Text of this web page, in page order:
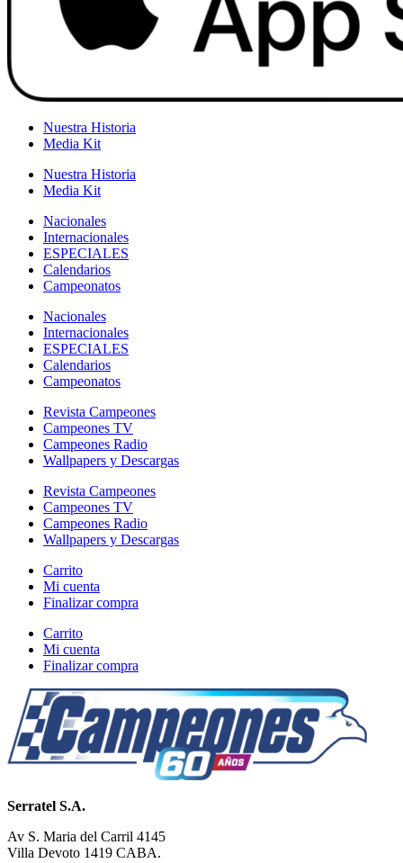
Nuestra Historia
Media Kit
Nuestra Historia
Media Kit
Nacionales
Internacionales
ESPECIALES
Calendarios
Campeonatos
Nacionales
Internacionales
ESPECIALES
Calendarios
Campeonatos
Revista Campeones
Campeones TV
Campeones Radio
Wallpapers y Descargas
Revista Campeones
Campeones TV
Campeones Radio
Wallpapers y Descargas
Carrito
Mi cuenta
Finalizar compra
Carrito
Mi cuenta
Finalizar compra
Serratel S.A.
Av S. Maria del Carril 4145
Villa Devoto 1419 CABA.